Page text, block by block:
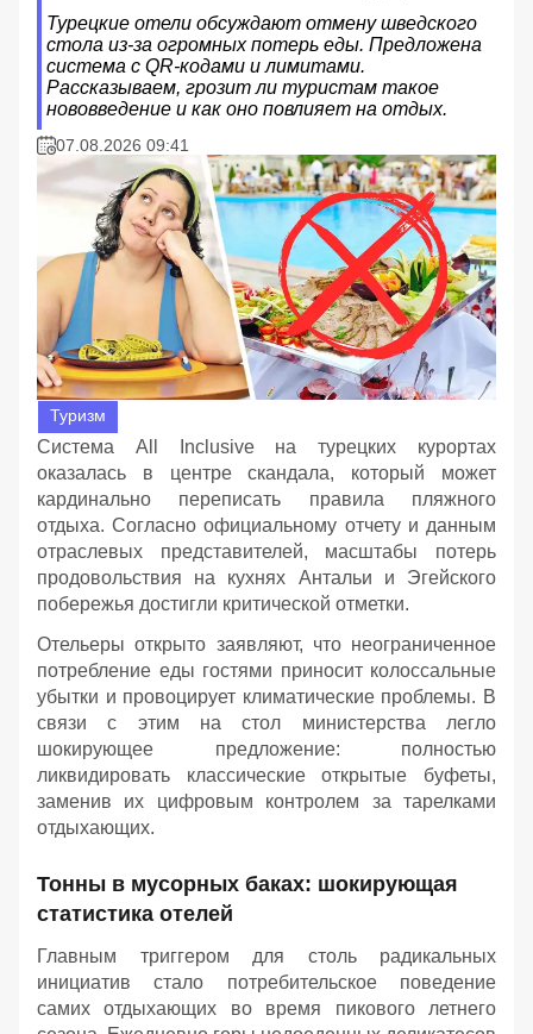
Турецкие отели обсуждают отмену шведского
стола из-за огромных потерь еды. Предложена
система с QR-кодами и лимитами.
Рассказываем, грозит ли туристам такое
нововведение и как оно повлияет на отдых.
07.08.2026 09:41
Туризм
Система All Inclusive на турецких курортах
оказалась в центре скандала, который может
кардинально переписать правила пляжного
отдыха. Согласно официальному отчету и данным
отраслевых представителей, масштабы потерь
продовольствия на кухнях Антальи и Эгейского
побережья достигли критической отметки.
Отельеры открыто заявляют, что неограниченное
потребление еды гостями приносит колоссальные
убытки и провоцирует климатические проблемы. В
связи с этим на стол министерства легло
шокирующее предложение: полностью
ликвидировать классические открытые буфеты,
заменив их цифровым контролем за тарелками
отдыхающих.
Тонны в мусорных баках: шокирующая
статистика отелей
Главным триггером для столь радикальных
инициатив стало потребительское поведение
самих отдыхающих во время пикового летнего